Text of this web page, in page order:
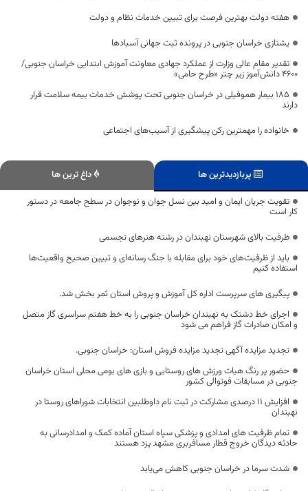
هفته دولت بهترین فرصت برای تبیین خدمات نظام و دولت
یشتازی خراسان جنوبی در پرونده ثبت جهانی آسبادها
تقدیر مقام عالی وزارت از عملکرد جهادی معاونت آموزش ابتدایی خراسان جنوبی/
۴۶۰۰ دانش‌آموز زیر چتر «طرح حامی»
۱۸۵ بیمار هموفیلی در خراسان جنوبی تحت پوشش خدمات بیمه سلامت قرار
دارند
خانواده را مهمترین رکن پیشگیری از آسیب‌های اجتماعی
پربازدیدترین ها
داغ ترین ها
تقویت جریان ایمان و امید بین نسل جوان و نوجوان در سطح جامعه در دستور
کار است
ظرفیت بالای شهرستان نهبندان در رشته هنرهای تجسمی
باید از ظرفیت‌های خود برای مقابله با جنگ رسانه‌ای و تبیین صحیح واقعیت‌ها
استفاده کنیم
پیگیری های سرپرست اداره کل آموزش و پروش استان ثمر بخش شد.
اجرای خط دشتک به نهبندان خراسان جنوبی را به خط هفتم سراسری گاز متصل
و امکان صادرات گاز فراهم می شود
تجدید مزایده آگهی تجدید مزایده فروش استان: خراسان جنوبی.
حضور پر رنگ هیات ورزش های روستایی و بازی های بومی محلی استان خراسان
جنوبی در مسابقات فوتوالی کشور
افزایش ۱۱ درصدی مشارکت در ثبت نام داوطلبین انتخابات شوراهای روستا در
نهبندان
تمام ظرفیت های امدادی و پزشکی سپاه استان آماده کمک و امدادرسانی به
حادثه دیدگان خروج قطار مسافربری مشهد یزد هستند
شدت سرما در خراسان جنوبی کاهش می‌یابد